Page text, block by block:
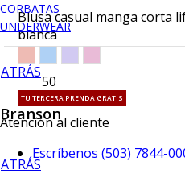
CORBATAS
UNDERWEAR
ATRÁS
Branson
ATRÁS
Blusa casual manga corta
blanca
$46.50
TU TERCERA PRENDA GRATIS
Atención al cliente
Escríbenos (503) 7844-